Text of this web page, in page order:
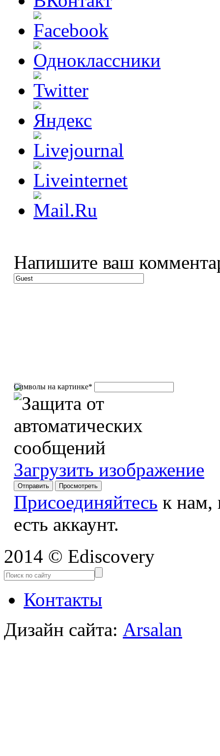
Напишите ваш
Символы на картинке*
Загрузить изображение
Присоединяйтесь к
есть аккаунт.
2014 © Ediscovery
Контакты
Дизайн сайта: Arsalan